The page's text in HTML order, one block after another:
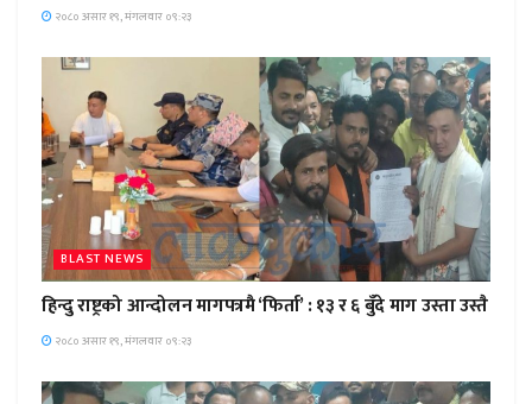
२०८० असार १९, मंगलवार ०९:२३
BLAST NEWS
हिन्दु राष्ट्रको आन्दोलन मागपत्रमै ‘फिर्ता’ : १३ र ६ बुँदे माग उस्ता उस्तै
२०८० असार १९, मंगलवार ०९:२३